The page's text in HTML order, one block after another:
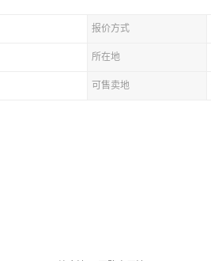
报价方式
所在地
可售卖地